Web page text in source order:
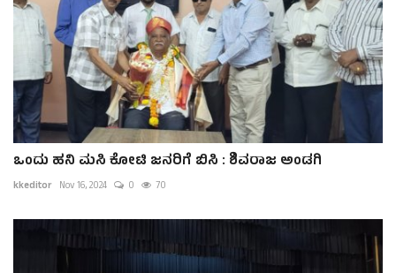
ಒಂದು ಹನಿ ಮಸಿ ಕೋಟಿ ಜನರಿಗೆ ಬಿಸಿ : ಶಿವರಾಜ ಅಂಡಗಿ
kkeditor Nov 16, 2024 0 70